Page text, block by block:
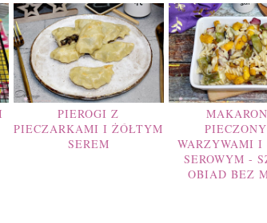
PIEROGI Z
PIECZARKAMI I ŻÓŁTYM
SEREM
WARZYWAMI I
SEROWYM -
OBIAD BEZ